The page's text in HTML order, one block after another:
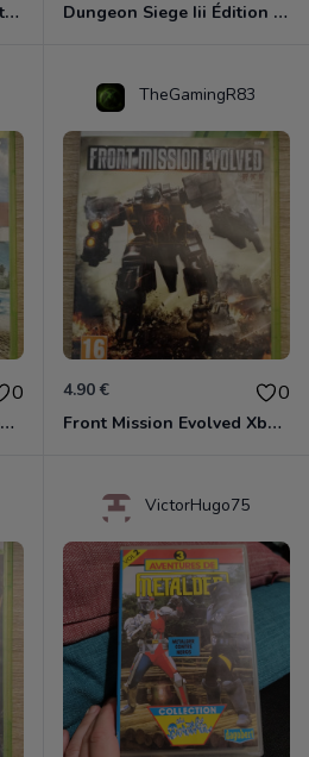
[RARE] JDR In Nomine Satanis / Magna Veritas – 1ère Édition BOÎTE (DOS BLANC, 1989) - CROC / Siroz Dungeon Siege Iii Édition Limitée - Vf Intégrale Xbox 360
0
Far Cry 3 - The Lost Expeditions - Edition Spéciale Xbox 360
TheGamingR83
4.90 € 0
Front Mission Evolved Xbox 360
VictorHugo75